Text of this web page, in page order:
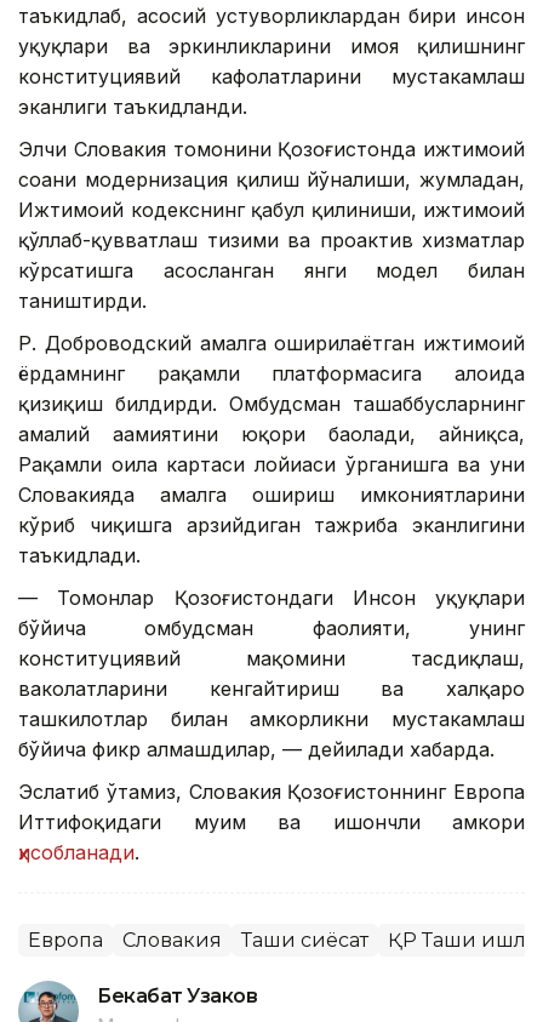
таъкидлаб, асосий устуворликлардан бири инсон
ҳуқуқлари ва эркинликларини ҳимоя қилишнинг
конституциявий кафолатларини мустаҳкамлаш
эканлиги таъкидланди.
Элчи Словакия томонини Қозоғистонда ижтимоий
соҳани модернизация қилиш йўналиши, жумладан,
Ижтимоий кодекснинг қабул қилиниши, ижтимоий
қўллаб-қувватлаш тизими ва проактив хизматлар
кўрсатишга асосланган янги модел билан
таништирди.
Р. Доброводский амалга оширилаётган ижтимоий
ёрдамнинг рақамли платформасига алоҳида
қизиқиш билдирди. Омбудсман ташаббусларнинг
амалий аҳамиятини юқори баҳолади, айниқса,
Рақамли оила картаси лойиҳаси ўрганишга ва уни
Словакияда амалга ошириш имкониятларини
кўриб чиқишга арзийдиган тажриба эканлигини
таъкидлади.
— Томонлар Қозоғистондаги Инсон ҳуқуқлари
бўйича омбудсман фаолияти, унинг
конституциявий мақомини тасдиқлаш,
ваколатларини кенгайтириш ва халқаро
ташкилотлар билан ҳамкорликни мустаҳкамлаш
бўйича фикр алмашдилар, — дейилади хабарда.
Эслатиб ўтамиз, Словакия Қозоғистоннинг Европа
Иттифоқидаги муҳим ва ишончли ҳамкори
ҳисобланади.
Европа Словакия Ташқи сиёсат ҚР Ташқи
Бекабат Узаков